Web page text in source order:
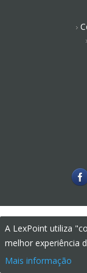
A LexPoint utiliza
melhor experiência
Mais informação